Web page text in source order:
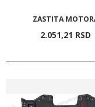
ZASTITA
2.051,21 RSD